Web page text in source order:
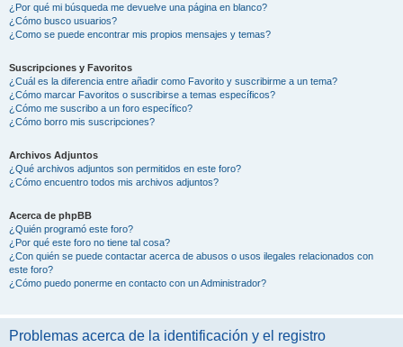
¿Por qué mi búsqueda me devuelve una página en blanco?
¿Cómo busco usuarios?
¿Como se puede encontrar mis propios mensajes y temas?
Suscripciones y Favoritos
¿Cuál es la diferencia entre añadir como Favorito y suscribirme a un tema?
¿Cómo marcar Favoritos o suscribirse a temas específicos?
¿Cómo me suscribo a un foro específico?
¿Cómo borro mis suscripciones?
Archivos Adjuntos
¿Qué archivos adjuntos son permitidos en este foro?
¿Cómo encuentro todos mis archivos adjuntos?
Acerca de phpBB
¿Quién programó este foro?
¿Por qué este foro no tiene tal cosa?
¿Con quién se puede contactar acerca de abusos o usos ilegales relacionados con
este foro?
¿Cómo puedo ponerme en contacto con un Administrador?
Problemas acerca de la identificación y el registro